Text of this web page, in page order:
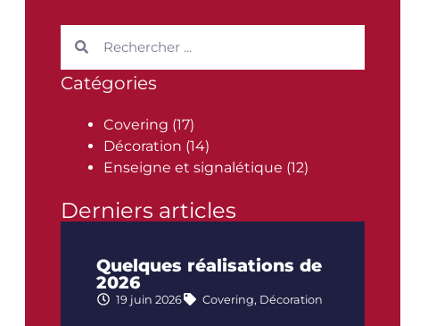
Catégories
Covering (17)
Décoration (14)
Enseigne et signalétique (12)
Derniers articles
Quelques réalisations de
2026
19 juin 2026 Covering, Décoration